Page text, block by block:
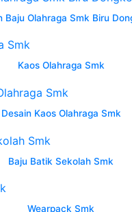
Baju Olahraga Smk Biru
Kaos Olahraga Smk
Desain Kaos Olahraga Smk
Baju Batik Sekolah Smk
Wearpack Smk